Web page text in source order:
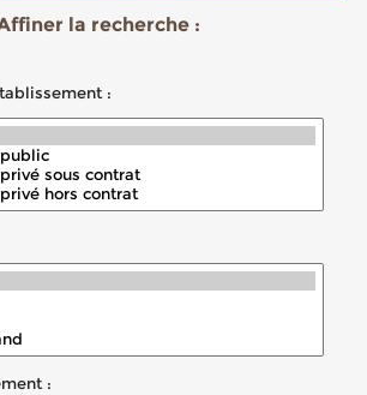
la recherche :
:
: